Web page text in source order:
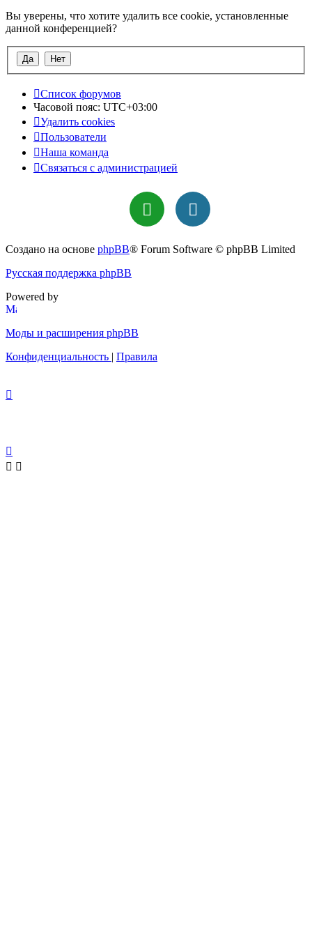
Вы уверены, что хотите удалить все cookie, установленные
данной конференцией?
Список форумов
Часовой пояс: UTC+03:00
Удалить cookies
Пользователи
Наша команда
Связаться с администрацией
Создано на основе phpBB® Forum Software © phpBB Limited
Русская поддержка phpBB
Powered by
Моды и расширения phpBB
Конфиденциальность | Правила